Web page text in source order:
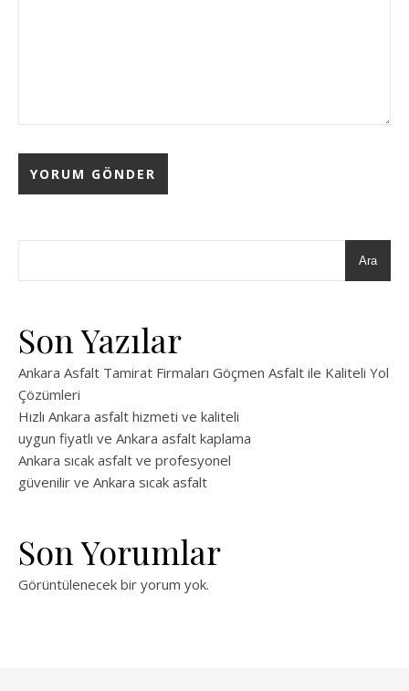
Ara
Son Yazılar
Ankara Asfalt Tamirat Firmaları Göçmen Asfalt ile Kaliteli Yol
Çözümleri
Hızlı Ankara asfalt hizmeti ve kaliteli
uygun fiyatlı ve Ankara asfalt kaplama
Ankara sıcak asfalt ve profesyonel
güvenilir ve Ankara sıcak asfalt
Son Yorumlar
Görüntülenecek bir yorum yok.